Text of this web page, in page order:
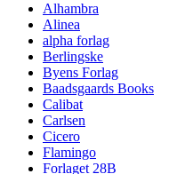
Alhambra
Alinea
alpha forlag
Berlingske
Byens Forlag
Baadsgaards Books
Calibat
Carlsen
Cicero
Flamingo
Forlaget 28B